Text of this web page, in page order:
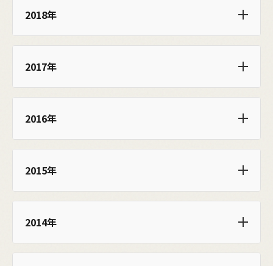
2018年
2017年
2016年
2015年
2014年